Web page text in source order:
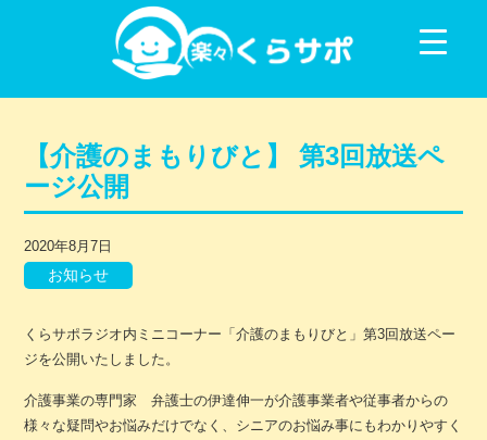
コンテンツに移動
【介護のまもりびと】 第3回放送ペ
ージ公開
2020年8月7日
お知らせ
くらサポラジオ内ミニコーナー「介護のまもりびと」第3回放送ペー
ジを公開いたしました。
介護事業の専門家 弁護士の伊達伸一が介護事業者や従事者からの
様々な疑問やお悩みだけでなく、シニアのお悩み事にもわかりやすく